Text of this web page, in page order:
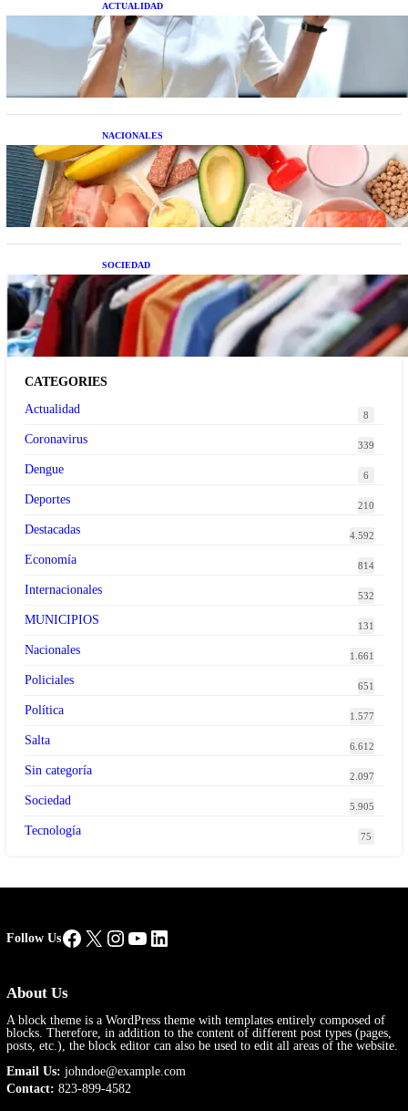
ACTUALIDAD
La startup creada por una salteña que busca
resolver el estrés financiero en Latinoamérica
NACIONALES
Nutrición inteligente: Cinco superalimentos de
temporada que deberías sumar a tu dieta este mes
SOCIEDAD
Las grandes marcas globales se suman a la
tendencia de la ropa de segunda mano premium
CATEGORIES
Actualidad
8
Coronavirus 339
Dengue 6
Deportes 210
Destacadas 4.592
Economía 814
Internacionales 532
MUNICIPIOS 131
Nacionales 1.661
Policiales 651
Política 1.577
Salta 6.612
Sin categoría 2.097
Sociedad 5.905
Tecnología 75
Follow UsFacebook
X Instagram
YouTube
LinkedIn
About Us
A block theme is a WordPress theme with templates entirely composed of
blocks. Therefore, in addition to the content of different post types (pages,
posts, etc.), the block editor can also be used to edit all areas of the website.
Email Us: johndoe@example.com
Contact: 823-899-4582